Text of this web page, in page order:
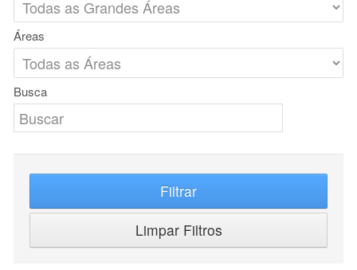
Áreas
Busca
Filtrar
Limpar Filtros